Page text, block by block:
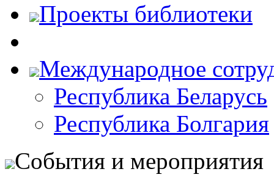
Проекты библиотеки
Международное
Республика Беларусь
Республика Болгария
События и мероприятия